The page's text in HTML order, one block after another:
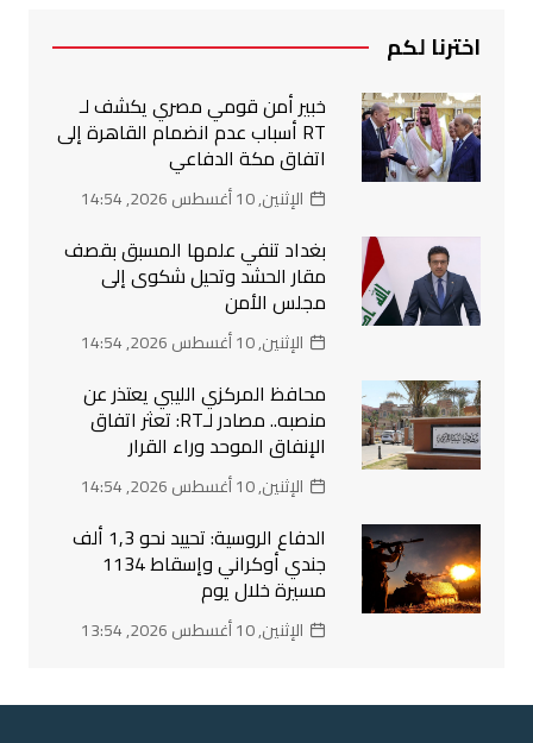
اخترنا لكم
خبير أمن قومي مصري يكشف لـ
RT أسباب عدم انضمام القاهرة إلى
اتفاق مكة الدفاعي
الإثنين, 10 أغسطس 2026, 14:54
بغداد تنفي علمها المسبق بقصف
مقار الحشد وتحيل شكوى إلى
مجلس الأمن
الإثنين, 10 أغسطس 2026, 14:54
محافظ المركزي الليبي يعتذر عن
منصبه.. مصادر لـRT: تعثر اتفاق
الإنفاق الموحد وراء القرار
الإثنين, 10 أغسطس 2026, 14:54
الدفاع الروسية: تحييد نحو 1,3 ألف
جندي أوكراني وإسقاط 1134
مسيرة خلال يوم
الإثنين, 10 أغسطس 2026, 13:54